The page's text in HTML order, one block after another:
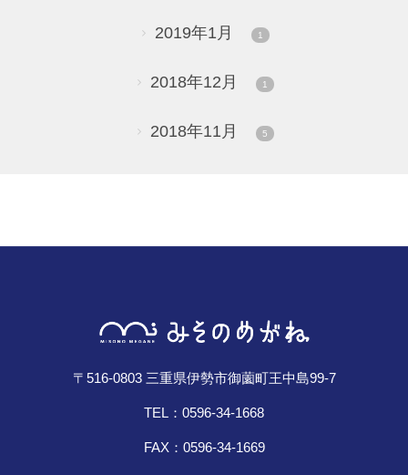
2019年1月 1
2018年12月 1
2018年11月 5
〒516-0803 三重県伊勢市御薗町王中島99-7
TEL：0596-34-1668
FAX：0596-34-1669